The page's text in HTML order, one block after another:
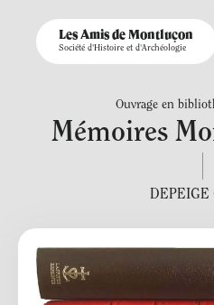
Les Amis de Montluçon
Société d'Histoire et d'Archéologie
Ouvrage en
Mémoires
DEPEIGE